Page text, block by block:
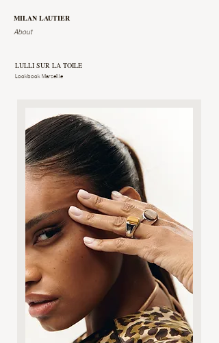
MILAN LAUTIER
About
LULLI SUR LA TOILE
Lookbook Marseille